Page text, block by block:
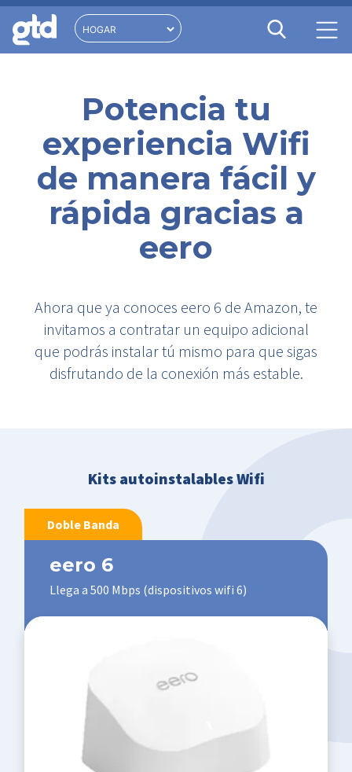
Potencia tu
experiencia Wifi
de manera fácil y
rápida gracias a
eero
Ahora que ya conoces eero 6 de Amazon, te
invitamos a contratar un equipo adicional
que podrás instalar tú mismo para que sigas
disfrutando de la conexión más estable.
Kits autoinstalables Wifi​
Doble Banda
eero 6
Llega a 500 Mbps (dispositivos wifi 6)